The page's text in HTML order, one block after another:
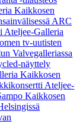
Kaikkosen
ARC
Ateljee-Galleria
tv-uutisten
Valvegalleriassa
näyttely
Kaikkosen
Ateljee-
Kaikkosen